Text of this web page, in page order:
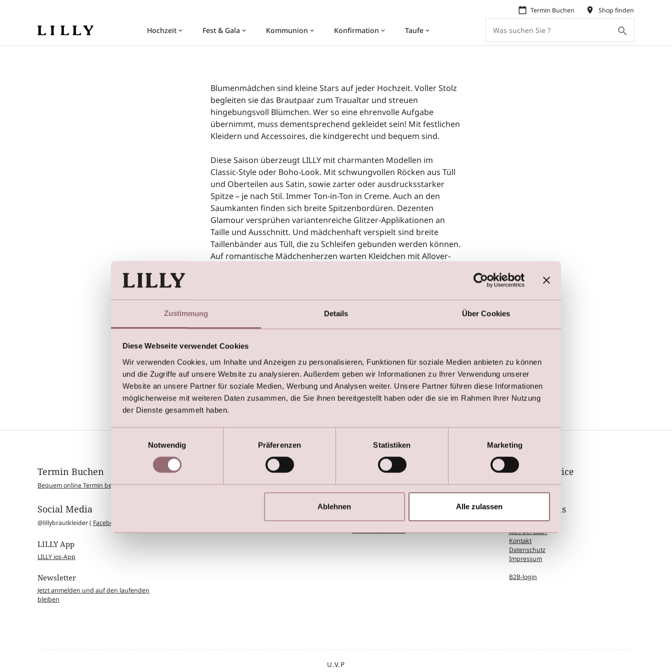
Zustimmung Details Über Cookies
Diese Webseite verwendet Cookies
Wir verwenden Cookies, um Inhalte und Anzeigen zu personalisieren, Funktionen für soziale Medien anbieten zu können
und die Zugriffe auf unsere Website zu analysieren. Außerdem geben wir Informationen zu Ihrer Verwendung unserer
Website an unsere Partner für soziale Medien, Werbung und Analysen weiter. Unsere Partner führen diese Informationen
möglicherweise mit weiteren Daten zusammen, die Sie ihnen bereitgestellt haben oder die sie im Rahmen Ihrer Nutzung
der Dienste gesammelt haben.
Einwilligungsauswahl
Notwendig
Präferenzen Statistiken Marketing
Ablehnen Alle zulassen
Hochzeit keyboard_arrow_down Fest & Gala keyboard_arrow_down Kommunion keyboard_arrow_down Konfirmation keyboard_arrow_down Taufe keyboard_arrow_down search
calendar_today Termin Buchen place Shop finden
Blumenmädchen sind kleine Stars auf jeder Hochzeit. Voller Stolz
begleiten sie das Brautpaar zum Traualtar und streuen
hingebungsvoll Blümchen. Wer so eine ehrenvolle Aufgabe
übernimmt, muss dementsprechend gekleidet sein! Mit festlichen
Kleidern und Accessoires, die kindgerecht und bequem sind.
Diese Saison überzeugt LILLY mit charmanten Modellen im
Classic-Style oder Boho-Look. Mit schwungvollen Röcken aus Tüll
und Oberteilen aus Satin, sowie zarter oder ausdrucksstarker
Spitze – je nach Stil. Immer Ton-in-Ton in Creme. Auch an den
Saumkanten finden sich breite Spitzenbordüren. Dezenten
Glamour versprühen variantenreiche Glitzer-Applikationen an
Taille und Ausschnitt. Und mädchenhaft verspielt sind breite
Taillenbänder aus Tüll, die zu Schleifen gebunden werden können.
Auf romantische Mädchenherzen warten Kleidchen mit Allover-
schaffen schöne Highlights zum Verlieben.
Alles, was kleine Mädchen sich für ihren großen Auftritt
wünschen: So wie die Großen gekleidet zu sein, oder noch besser
– wie eine Prinzessin!
Termin Buchen
Bequem online Termin bei LILLY buchen
Social Media
@lillybrautkleider ( Facebook
LILLY App
LILLY ios-App
Newsletter
Jetzt anmelden und auf den laufenden
bleiben
Brautkleider
Brautkleider mit lange Ärmeln
Das perfekte Kleid für Ihre Figur
9 Stilvolle Brautjacken & Stolas
Traumkleider in XL
Kundenservice
Größentabelle
Wir über uns
Presse
Jobs bei LILLY
Kontakt
Datenschutz
Impressum
B2B-login
U.V.P